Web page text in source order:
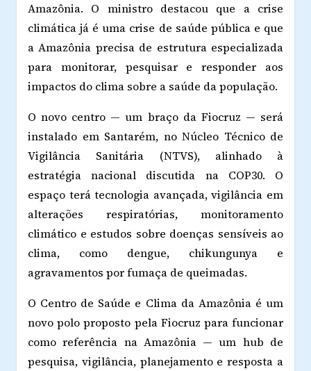
Amazônia. O ministro destacou que a crise
climática já é uma crise de saúde pública e que
a Amazônia precisa de estrutura especializada
para monitorar, pesquisar e responder aos
impactos do clima sobre a saúde da população.
O novo centro — um braço da Fiocruz — será
instalado em Santarém, no Núcleo Técnico de
Vigilância Sanitária (NTVS), alinhado à
estratégia nacional discutida na COP30. O
espaço terá tecnologia avançada, vigilância em
alterações respiratórias, monitoramento
climático e estudos sobre doenças sensíveis ao
clima, como dengue, chikungunya e
agravamentos por fumaça de queimadas.
O Centro de Saúde e Clima da Amazônia é um
novo polo proposto pela Fiocruz para funcionar
como referência na Amazônia — um hub de
pesquisa, vigilância, planejamento e resposta a